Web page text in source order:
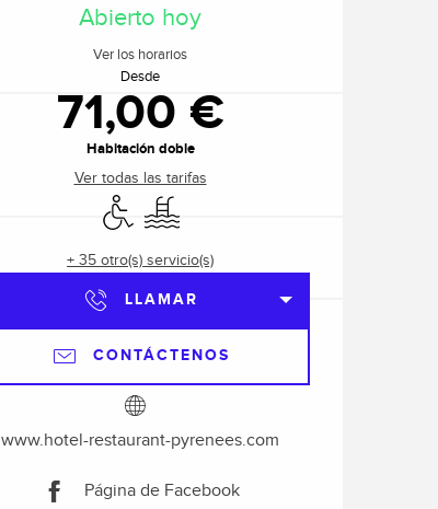
Abierto hoy
Ver los horarios
Desde
71,00 €
Habitación doble
Ver todas las tarifas
Acceso para minusválidos
Piscina
+ 35 otro(s) servicio(s)
LLAMAR
CONTÁCTENOS
www.hotel-restaurant-pyrenees.com
Página de Facebook